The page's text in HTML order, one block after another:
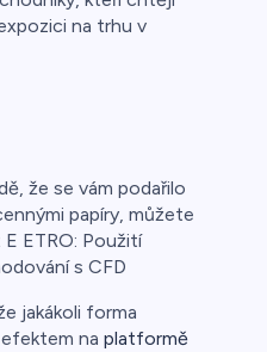
na trhu v
že se vám podařilo
papíry, můžete
ETRO: Použití
s CFD
jakákoli forma
na platformě